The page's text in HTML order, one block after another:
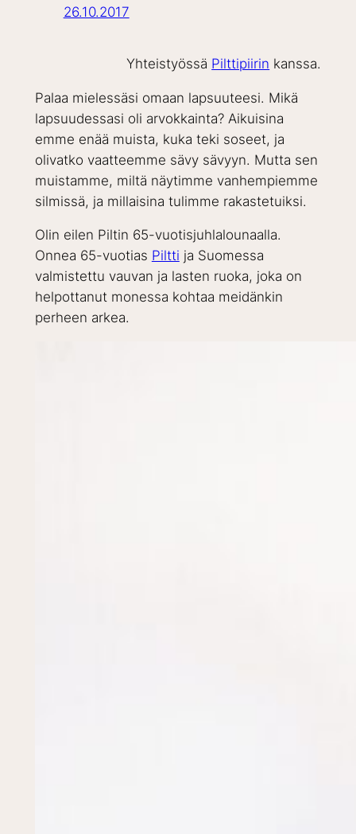
26.10.2017
Yhteistyössä Pilttipiirin kanssa.
Palaa mielessäsi omaan lapsuuteesi. Mikä
lapsuudessasi oli arvokkainta? Aikuisina
emme enää muista, kuka teki soseet, ja
olivatko vaatteemme sävy sävyyn. Mutta sen
muistamme, miltä näytimme vanhempiemme
silmissä, ja millaisina tulimme rakastetuiksi.
Olin eilen Piltin 65-vuotisjuhlalounaalla.
Onnea 65-vuotias Piltti ja Suomessa
valmistettu vauvan ja lasten ruoka, joka on
helpottanut monessa kohtaa meidänkin
perheen arkea.